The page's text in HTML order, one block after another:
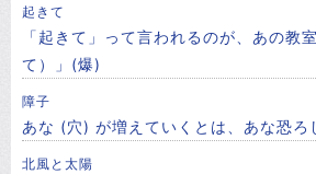
起きて
「起きて」って言われるのが、あの教
て）」(爆)
障子
あな (穴) が増えていくとは、あな恐ろ
北風と太陽